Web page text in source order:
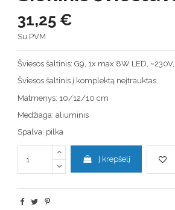
31,25 €
Su PVM
Šviesos šaltinis: G9, 1x max 8W LED,
Šviesos šaltinis į komplektą neįtrauktas.
Matmenys: 10/12/10 cm
Medžiaga: aliuminis
Spalva: pilka
Į krepšelį